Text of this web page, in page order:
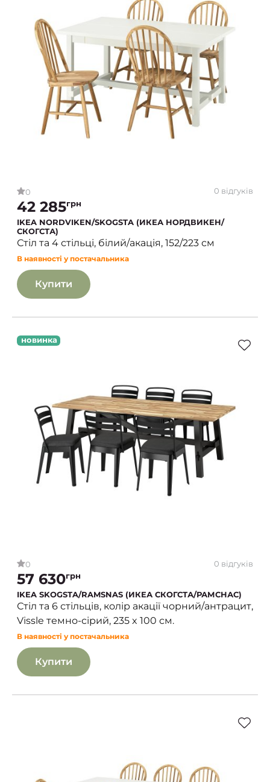
0 0 відгуків
42 285грн
IKEA NORDVIKEN/SKOGSTA (ИКЕА НОРДВИКЕН/
СКОГСТА)
Стіл та 4 стільці, білий/акація, 152/223 см
В наявності у постачальника
Купити
новинка
0 0 відгуків
57 630грн
IKEA SKOGSTA/RAMSNAS (ИКЕА СКОГСТА/РАМСНАС)
Стіл та 6 стільців, колір акації чорний/антрацит,
Vissle темно-сірий, 235 x 100 см.
В наявності у постачальника
Купити